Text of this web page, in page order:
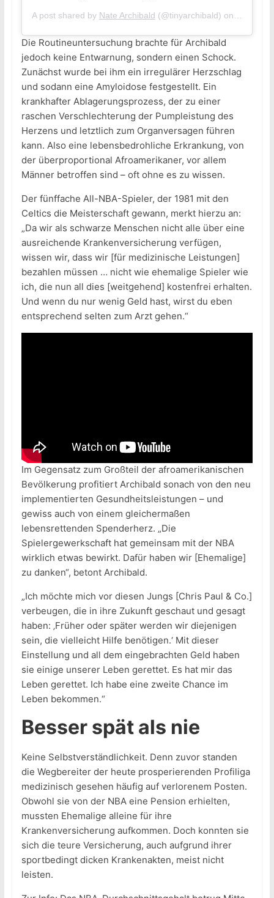
A post shared by Nate Archibald (@tinyarchibald) on
Die Routineuntersuchung brachte für Archibald
jedoch keine Entwarnung, sondern einen Schock.
Zunächst wurde bei ihm ein irregulärer Herzschlag
und sodann eine Amyloidose festgestellt. Ein
krankhafter Ablagerungsprozess, der zu einer
raschen Verschlechterung der Pumpleistung des
Herzens und letztlich zum Organversagen führen
kann. Also eine lebensbedrohliche Erkrankung, von
der überproportional Afroamerikaner, vor allem
Männer betroffen sind – oft ohne es zu wissen.
Der fünffache All-NBA-Spieler, der 1981 mit den
Celtics die Meisterschaft gewann, merkt hierzu an:
„Da wir als schwarze Menschen nicht alle über eine
ausreichende Krankenversicherung verfügen,
wissen wir, dass wir [für medizinische Leistungen]
bezahlen müssen … nicht wie ehemalige Spieler wie
ich, die nun all dies [weitgehend] kostenfrei erhalten.
Und wenn du nur wenig Geld hast, wirst du eben
entsprechend selten zum Arzt gehen.“
Im Gegensatz zum Großteil der afroamerikanischen
Bevölkerung profitiert Archibald sonach von den neu
implementierten Gesundheitsleistungen – und
gewiss auch von einem gleichermaßen
lebensrettenden Spenderherz. „Die
Spielergewerkschaft hat gemeinsam mit der NBA
wirklich etwas bewirkt. Dafür haben wir [Ehemalige]
zu danken“, betont Archibald.
„Ich möchte mich vor diesen Jungs [Chris Paul & Co.]
verbeugen, die in ihre Zukunft geschaut und gesagt
haben: ‚Früher oder später werden wir diejenigen
sein, die vielleicht Hilfe benötigen.‘ Mit dieser
Einstellung und all dem eingebrachten Geld haben
sie einige unserer Leben gerettet. Es hat mir das
Leben gerettet. Ich habe eine zweite Chance im
Leben bekommen.“
Besser spät als nie
Keine Selbstverständlichkeit. Denn zuvor standen
die Wegbereiter der heute prosperierenden Profiliga
medizinisch gesehen häufig auf verlorenem Posten.
Obwohl sie von der NBA eine Pension erhielten,
mussten Ehemalige alleine für ihre
Krankenversicherung aufkommen. Doch konnten sie
sich die teure Versicherung, auch aufgrund ihrer
sportbedingt dicken Krankenakten, meist nicht
leisten.